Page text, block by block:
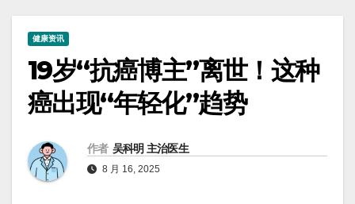
健康资讯
19岁“抗癌博主”离世！这种
癌出现“年轻化”趋势
作者 吴科明 主治医生
8 月 16, 2025